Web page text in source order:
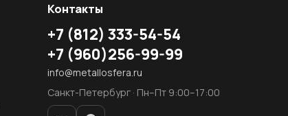
Контакты
+7 (812) 333-54-54
+7 (960)256-99-99
info@metallosfera.ru
Санкт-Петербург · Пн–Пт 9:00–17:00